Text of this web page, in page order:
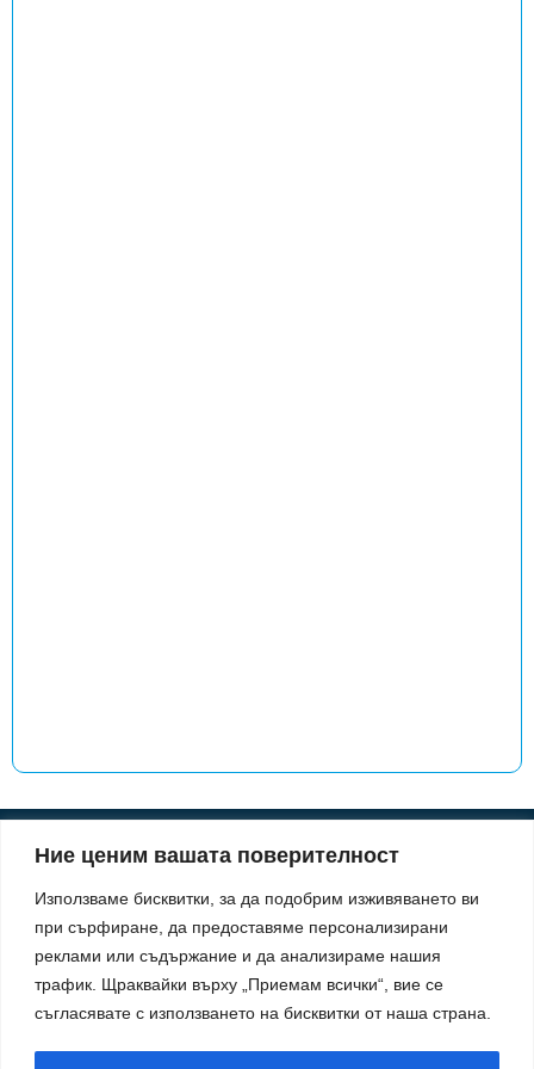
Ние ценим вашата поверителност
Използваме бисквитки, за да подобрим изживяването ви
при сърфиране, да предоставяме персонализирани
реклами или съдържание и да анализираме нашия
трафик. Щраквайки върху „Приемам всички“, вие се
съгласявате с използването на бисквитки от наша страна.
Информация
Начини на плащане
Политика за поверителност
Политика за употреба на бисквитки
Обслужване